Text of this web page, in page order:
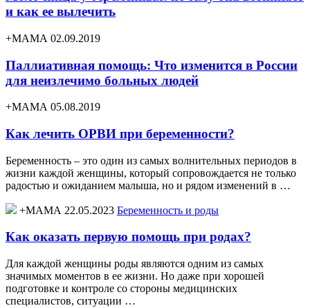
и как ее вылечить
+МАМА 02.09.2019
Паллиативная помощь: Что изменится в России
для неизлечимо больных людей
+МАМА 05.08.2019
Как лечить ОРВИ при беременности?
Беременность – это один из самых волнительных периодов в
жизни каждой женщины, который сопровождается не только
радостью и ожиданием малыша, но и рядом изменений в …
+МАМА 22.05.2023 Беременность и роды
Как оказать первую помощь при родах?
Для каждой женщины роды являются одним из самых
значимых моментов в ее жизни. Но даже при хорошей
подготовке и контроле со стороны медицинских
специалистов, ситуации …